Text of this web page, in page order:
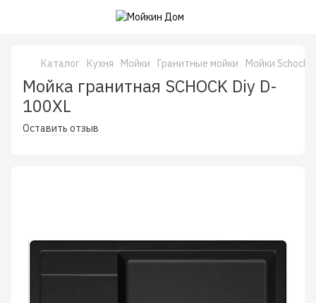
Каталог Кухня Мойки Гранитные мойки Мойки Schock
Мойка гранитная SCHOCK Diy D-
100XL
Оставить отзыв